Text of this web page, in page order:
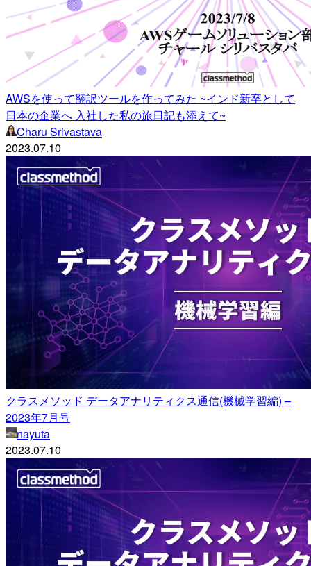
AWSを使って翻訳ツールを作ってみた ~インド新卒として
日本の企業へ 入社した私の旅日記も添えて~
Charu Srivastava
2023.07.10
クラスメソッド データアナリティクス通信(機械学習編) –
2023年7月号
nayuta
2023.07.10